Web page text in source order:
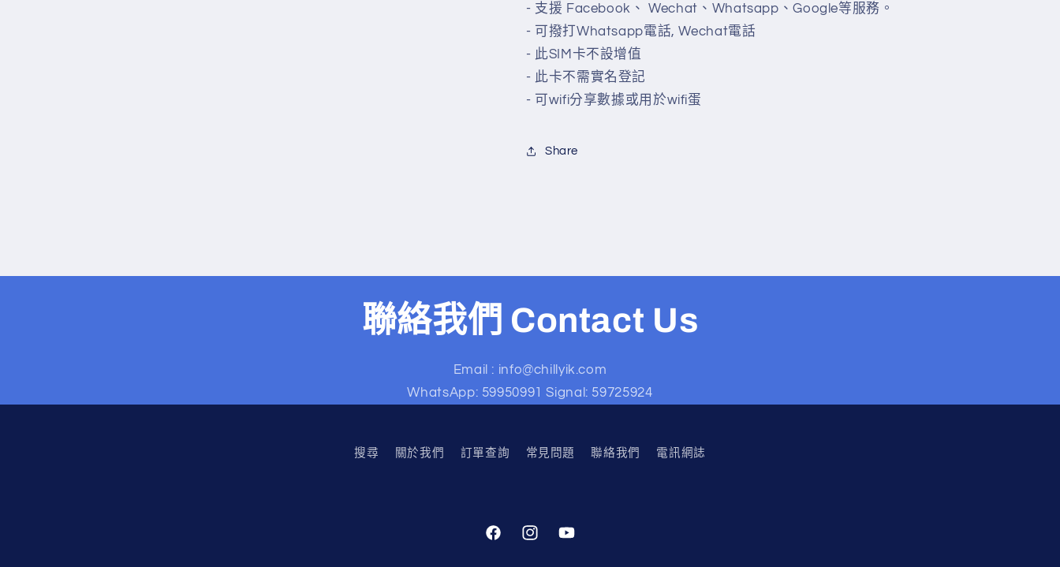
- 支援 Facebook、 Wechat、Whatsapp、Google等服務。
- 可撥打Whatsapp電話, Wechat電話
- 此SIM卡不設增值
- 此卡不需實名登記
- 可wifi分享數據或用於wifi蛋
Share
聯絡我們 Contact Us
Email : info@chillyik.com
WhatsApp: 59950991 Signal: 59725924
搜尋 關於我們 訂單查詢 常見問題 聯絡我們 電訊網誌
FacebookInstagramYouTube